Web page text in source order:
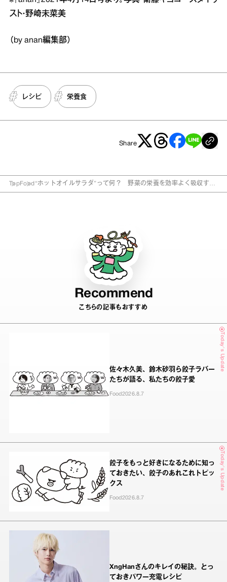
スト・野崎未菜美
（by anan編集部）
レシピ 栄養食
Share
TopFood “ホットオイルサラダ”って何？ 野菜の栄養を効率よく吸収する
Recommend
こちらの記事もおすすめ
Today's Update
佐々木久美、鈴木砂羽ら餃子ラバー
たちが語る、私たちの餃子愛
Food2026.8.7
Today's Update
餃子をもっと好きになるために知っ
ておきたい、餃子のあれこれトピッ
クス
Food2026.8.7
XngHanさんのキレイの秘訣。とっ
ておきパワー充電レシピ